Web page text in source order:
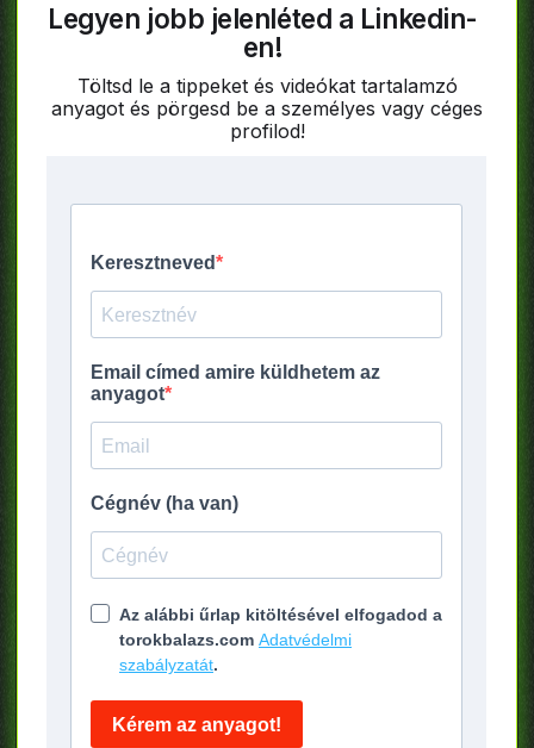
Legyen jobb jelenléted a Linkedin-
en!
Töltsd le a tippeket és videókat tartalamzó
anyagot és pörgesd be a személyes vagy céges
profilod!